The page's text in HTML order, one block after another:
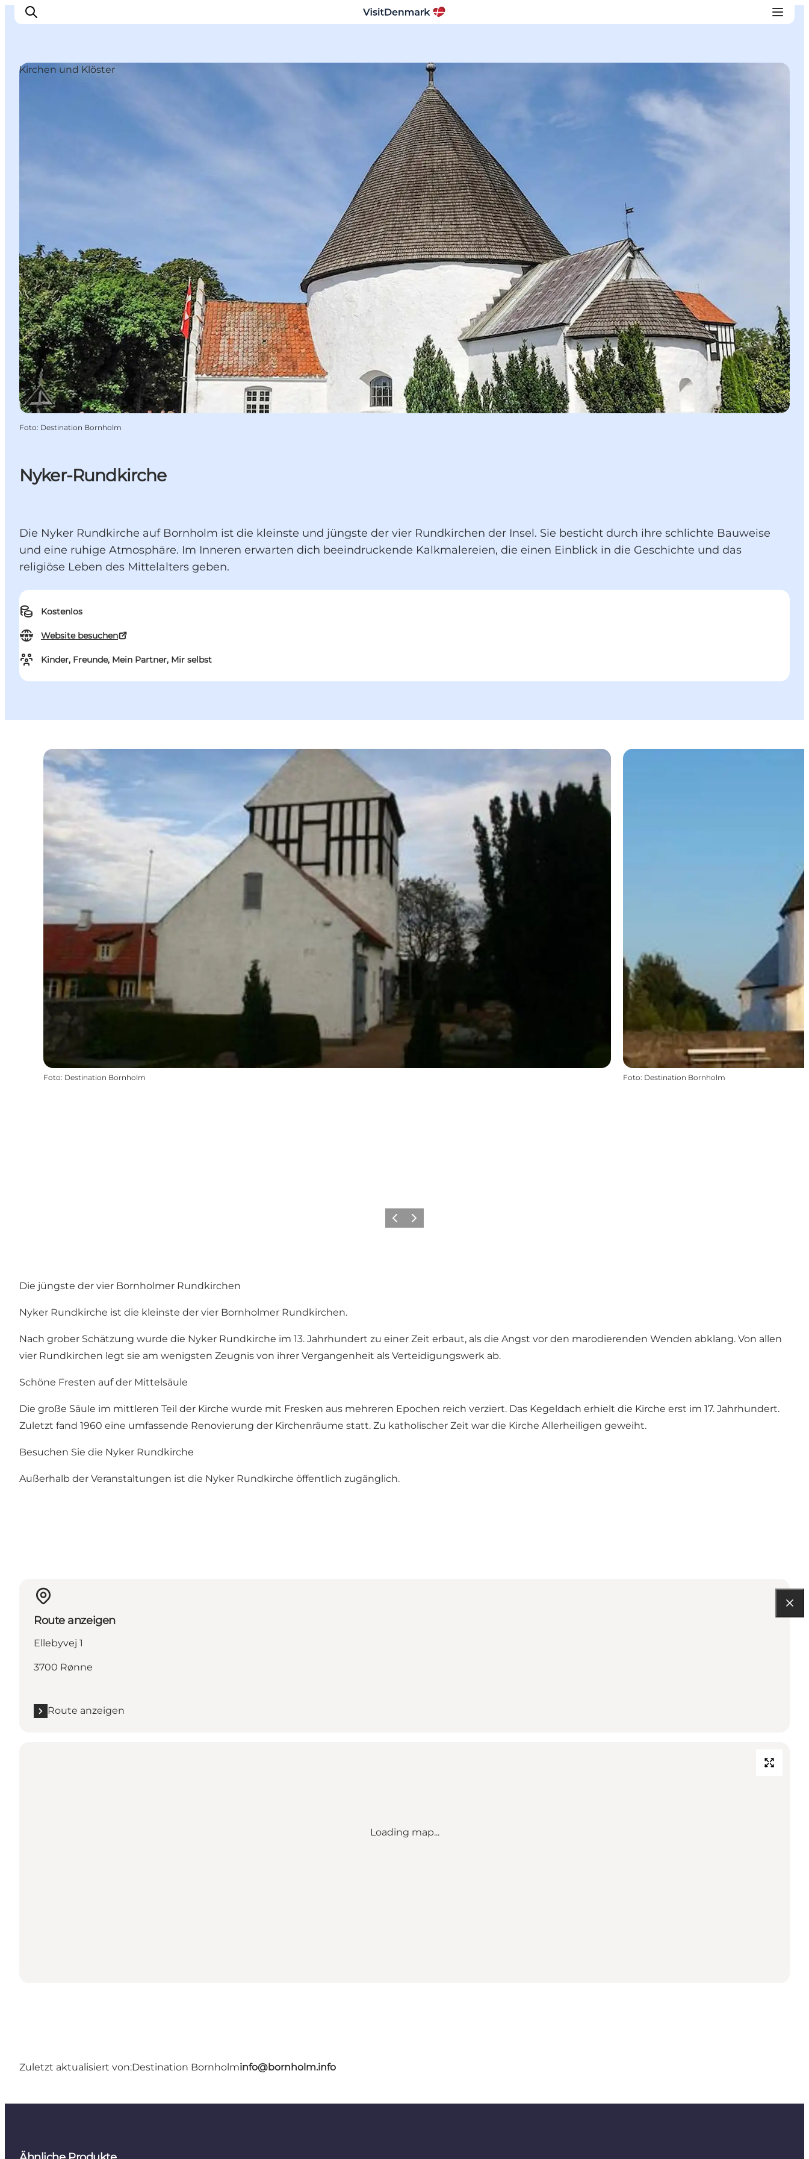
Nyker-Rundkirche
Die Nyker Rundkirche auf Bornholm ist die kleinste und jüngste der vier Rundkirchen der Insel. Sie besticht durch ihre schlichte Bauweise
und eine ruhige Atmosphäre. Im Inneren erwarten dich beeindruckende Kalkmalereien, die einen Einblick in die Geschichte und das
religiöse Leben des Mittelalters geben.
Kostenlos
Website besuchen
Kinder, Freunde, Mein Partner, Mir selbst
Kirchen und Klöster
Foto: Destination Bornholm
Foto: Destination Bornholm Foto: Destination Bornholm
ZurückWeiter
Die jüngste der vier Bornholmer Rundkirchen
Nyker Rundkirche ist die kleinste der vier Bornholmer Rundkirchen.
Nach grober Schätzung wurde die Nyker Rundkirche im 13. Jahrhundert zu einer Zeit erbaut, als die Angst vor den marodierenden Wenden abklang. Von allen
vier Rundkirchen legt sie am wenigsten Zeugnis von ihrer Vergangenheit als Verteidigungswerk ab.
Schöne Fresten auf der Mittelsäule
Die große Säule im mittleren Teil der Kirche wurde mit Fresken aus mehreren Epochen reich verziert. Das Kegeldach erhielt die Kirche erst im 17. Jahrhundert.
Zuletzt fand 1960 eine umfassende Renovierung der Kirchenräume statt. Zu katholischer Zeit war die Kirche Allerheiligen geweiht.
Besuchen Sie die Nyker Rundkirche
Außerhalb der Veranstaltungen ist die Nyker Rundkirche öffentlich zugänglich.
Route anzeigen
Ellebyvej 1
3700 Rønne
Route anzeigen
Loading map...
Zuletzt aktualisiert von:Destination Bornholminfo@bornholm.info